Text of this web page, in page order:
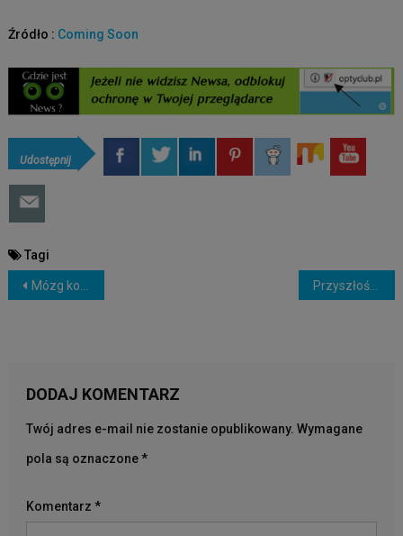
Źródło : Coming Soon
Udostępnij
Tagi
NAWIGACJA
WPISU
Mózg kobiety Przyszłość to już nie tylko samochody elektryczne
DODAJ KOMENTARZ
Twój adres e-mail nie zostanie opublikowany. Wymagane
pola są oznaczone*
Komentarz *